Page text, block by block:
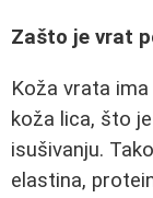
Zašto je vrat
Koža vrata
koža lica, što
isušivanju.
elastina,